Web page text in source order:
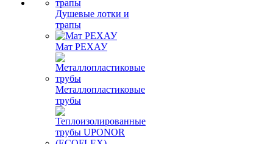
Душевые лотки и
трапы
Мат РЕХАУ
Металлопластиковые
трубы